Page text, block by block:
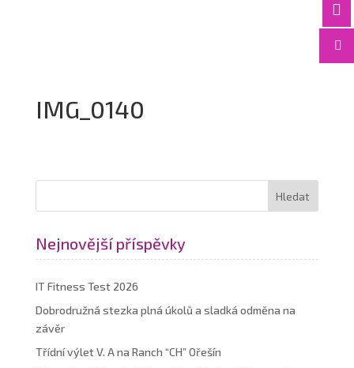


IMG_0140
Nejnovější příspěvky
IT Fitness Test 2026
Dobrodružná stezka plná úkolů a sladká odměna na
závěr
Třídní výlet V. A na Ranch “CH” Ořešín